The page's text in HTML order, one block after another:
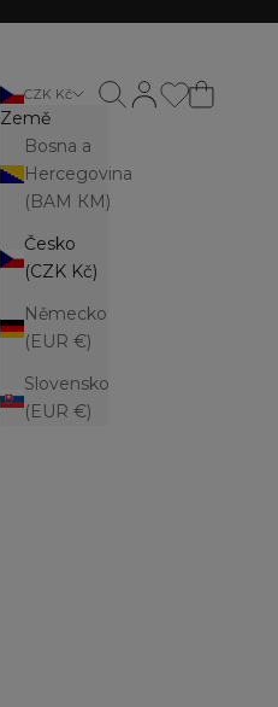
CZK Kč
Země
Bosna a
Hercegovina
(BAM КМ)
Česko
(CZK Kč)
Německo
(EUR €)
Slovensko
(EUR €)
Otevřít stránku
Otevřít vyhledávání